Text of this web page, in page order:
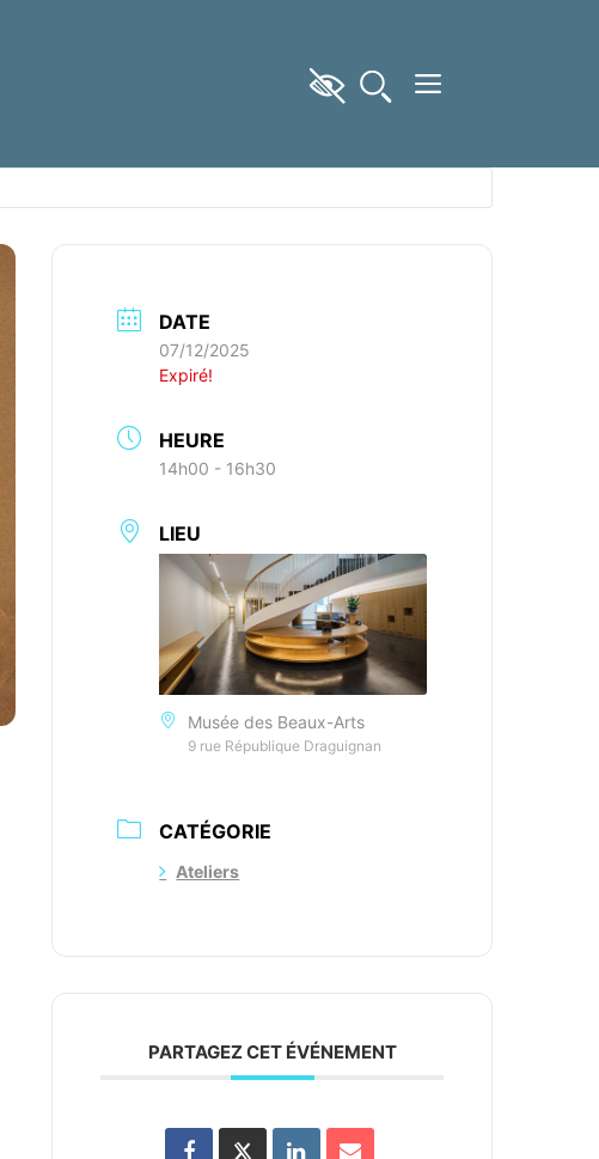
DATE
07/12/2025
Expiré!
HEURE
14h00 - 16h30
LIEU
Musée des Beaux-Arts
9 rue République Draguignan
CATÉGORIE
Ateliers
PARTAGEZ CET ÉVÉNEMENT